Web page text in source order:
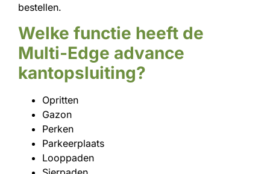
bestellen.
Welke functie heeft de
Multi-Edge advance
kantopsluiting?
Opritten
Gazon
Perken
Parkeerplaats
Looppaden